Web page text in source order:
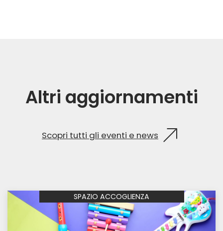
Altri aggiornamenti
Scopri tutti gli eventi e news
SPAZIO ACCOGLIENZA